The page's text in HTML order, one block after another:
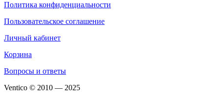
Политика конфиденциальности
Пользовательское соглашение
Личный кабинет
Корзина
Вопросы и ответы
Ventico © 2010 — 2025